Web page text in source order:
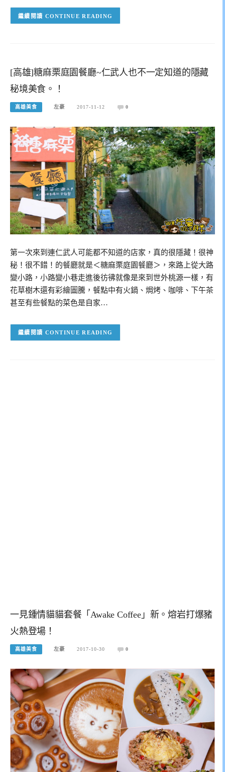
CONTINUE READING
[高雄]糖麻栗庭園餐廳~仁武人也不一定知道的隱藏
秘境美食。！
高雄美食 左豪 2017-11-12 0
第一次來到連仁武人可能都不知道的店家，真的很隱藏！很神
秘！很不錯！的餐廳就是＜糖麻栗庭園餐廳＞，來路上從大路
變小路，小路變小巷走進後彷彿就像是來到世外桃源一樣，有
花草樹木還有彩繪圖騰，餐點中有火鍋、焗烤、咖啡、下午茶
甚至有些餐點的菜色是自家…
CONTINUE READING
一見鍾情貓貓套餐「Awake Coffee」新。熔岩打爆豬
火熱登場！
高雄美食 左豪 2017-10-30 0